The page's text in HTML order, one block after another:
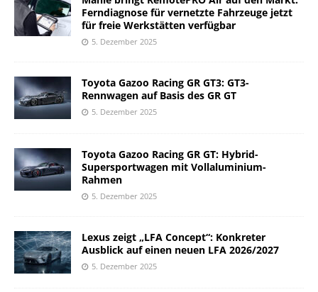
Ferndiagnose für vernetzte Fahrzeuge jetzt
für freie Werkstätten verfügbar
5. Dezember 2025
Toyota Gazoo Racing GR GT3: GT3-
Rennwagen auf Basis des GR GT
5. Dezember 2025
Toyota Gazoo Racing GR GT: Hybrid-
Supersportwagen mit Vollaluminium-
Rahmen
5. Dezember 2025
Lexus zeigt „LFA Concept“: Konkreter
Ausblick auf einen neuen LFA 2026/2027
5. Dezember 2025